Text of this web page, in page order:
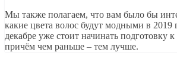
Мы также полагаем, что вам было бы
какие цвета волос будут модными в 2019
декабре уже стоит начинать подготовку
причём чем раньше – тем лучше.